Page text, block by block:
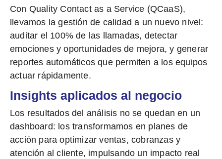
Con Quality Contact as a Service (QCaaS),
llevamos la gestión de calidad a un nuevo nivel:
auditar el 100% de las llamadas, detectar
emociones y oportunidades de mejora, y generar
reportes automáticos que permiten a los equipos
actuar rápidamente.
Insights aplicados al negocio
Los resultados del análisis no se quedan en un
dashboard: los transformamos en planes de
acción para optimizar ventas, cobranzas y
atención al cliente, impulsando un impacto real